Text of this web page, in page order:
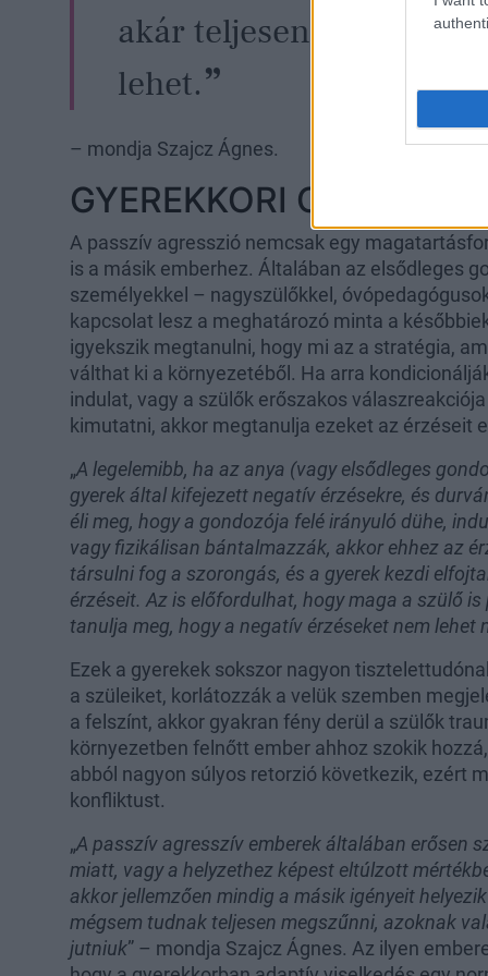
akár teljesen tudattalan
lehet.
– mondja Szajcz Ágnes.
GYEREKKORI OKOK
A passzív agresszió nemcsak egy
is a másik emberhez. Általában az elsődleges
személyekkel – nagyszülőkkel,
kapcsolat lesz a meghatározó minta a
igyekszik megtanulni, hogy mi az a stratégia,
válthat ki a környezetéből. Ha arra
indulat, vagy a szülők erőszakos
kimutatni, akkor megtanulja ezeket az érzéseit
„A legelemibb, ha az anya (vagy elsődleges
gyerek által kifejezett negatív érzésekre, és
éli meg, hogy a gondozója felé irányuló dühe,
vagy fizikálisan bántalmazzák, akkor ehhez az
társulni fog a szorongás, és a gyerek kezdi
érzéseit. Az is előfordulhat, hogy maga a szülő
tanulja meg, hogy a negatív érzéseket nem lehet
Ezek a gyerekek sokszor nagyon
a szüleiket, korlátozzák a velük szemben
a felszínt, akkor gyakran fény derül a szülők
környezetben felnőtt ember ahhoz szokik
abból nagyon súlyos retorzió következik, ezért
konfliktust.
„A passzív agresszív emberek általában erősen
miatt, vagy a helyzethez képest eltúlzott
akkor jellemzően mindig a másik igényeit
mégsem tudnak teljesen megszűnni, azoknak
jutniuk” – mondja Szajcz Ágnes. Az ilyen